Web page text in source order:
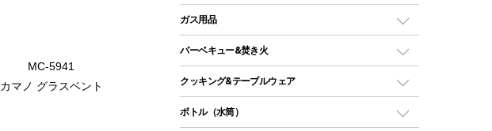
MC-5941
カマノ グラスベント
ロッジ型・オリジナルテント
タープ
スクエアタープ（レクタタープ）
メッシュタープ
レジャーシート
LEDランタン
ガスランタン
オイルランタン
LEDライト
ガス用品
ガスバーナー
ガス缶
バーベキュー&焚き火
バーベキューコンロ、グリル
焚き火台タイプ（ロースタイル）グリル
クッキング&テーブルウェア
ダッチオーブン
ボトル（水筒）